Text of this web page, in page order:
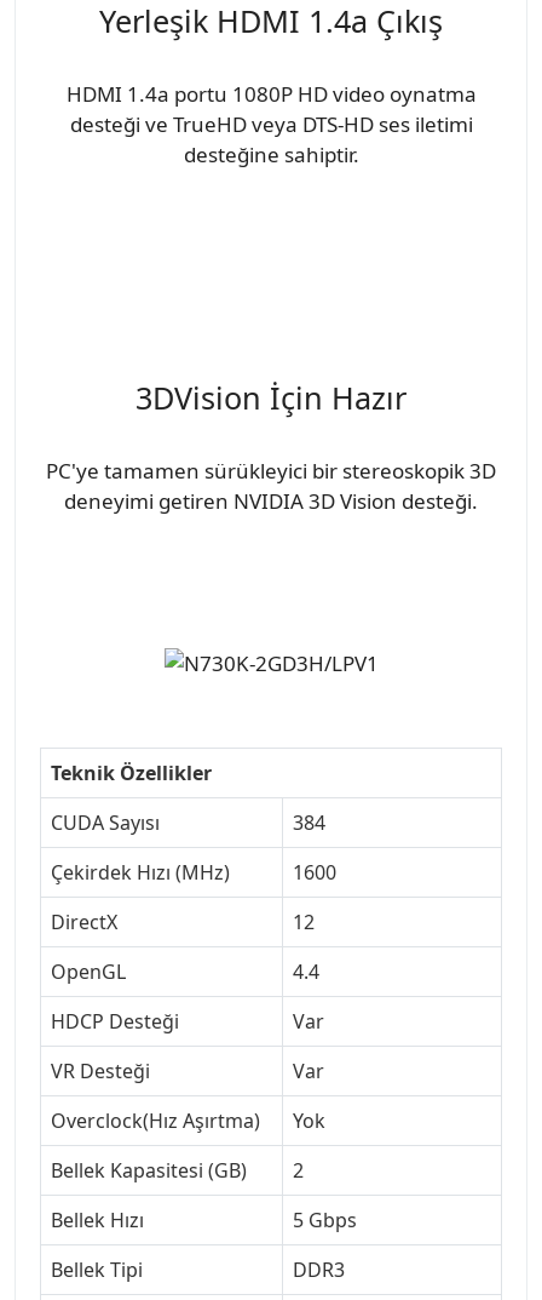
Yerleşik HDMI 1.4a Çıkış
HDMI 1.4a portu 1080P HD video oynatma
desteği ve TrueHD veya DTS-HD ses iletimi
desteğine sahiptir.
3DVision İçin Hazır
PC'ye tamamen sürükleyici bir stereoskopik 3D
deneyimi getiren NVIDIA 3D Vision desteği.
Teknik Özellikler
CUDA Sayısı
384
Çekirdek Hızı (MHz)
1600
DirectX
12
OpenGL
4.4
HDCP Desteği
Var
VR Desteği
Var
Overclock(Hız Aşırtma)
Yok
Bellek Kapasitesi (GB)
2
Bellek Hızı
5 Gbps
Bellek Tipi
DDR3